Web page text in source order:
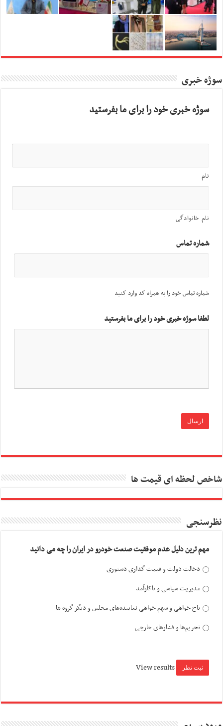
سوژه خبری
سوژه خبری خود را برای ما بفرستید
نام
نام خانوادگی
شماره تماس
شماره تماس خود را به همراه کد وارد کنید
لطفا سوژه خبری خود را برای ما بفرستید
شاخص لحظه ای قیمت ها
نظرسنجی
مهم ترین دلیل عدم موفقیت صنعت خودرو در ایران را چه می دانید
دخالت دولت و قیمت گذاری دستوری
مدیریت سیاسی و ناکارآمد
باج خواهی و سهم خواهی نماینده‌های مجلس و دیگر گروه ها
تحریم‌ها و فشارهای خارجی
View results